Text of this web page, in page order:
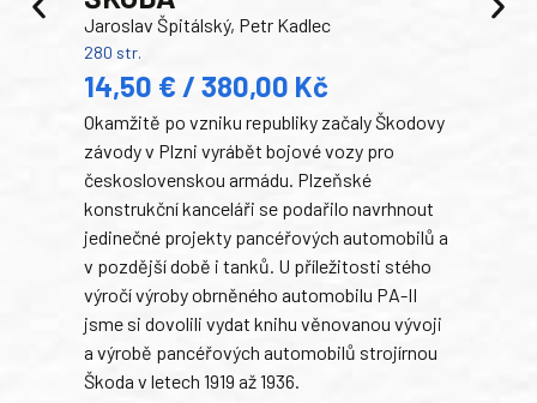
Jaroslav Špitálský, Petr Kadlec
280 str.
14,50 € / 380,00 Kč
Okamžitě po vzniku republiky začaly Škodovy
závody v Plzni vyrábět bojové vozy pro
československou armádu. Plzeňské
konstrukční kanceláři se podařilo navrhnout
jedinečné projekty pancéřových automobilů a
v pozdější době i tanků. U příležitosti stého
výročí výroby obrněného automobilu PA-II
jsme si dovolili vydat knihu věnovanou vývoji
a výrobě pancéřových automobilů strojírnou
Škoda v letech 1919 až 1936.